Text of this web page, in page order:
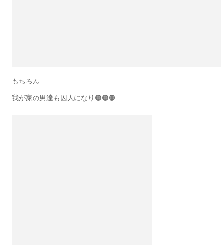
もちろん
我が家の男達も囚人になり🟠🟠🟠